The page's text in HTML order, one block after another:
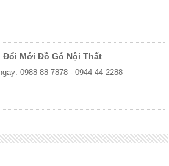
Đổi Mới Đồ Gỗ Nội Thất
0988 88 7878 - 0944 44 2288